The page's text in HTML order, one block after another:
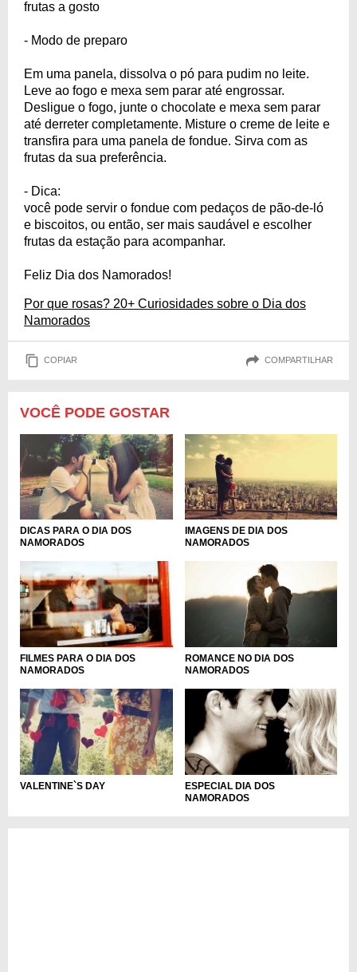
frutas a gosto
- Modo de preparo
Em uma panela, dissolva o pó para pudim no leite.
Leve ao fogo e mexa sem parar até engrossar.
Desligue o fogo, junte o chocolate e mexa sem parar
até derreter completamente. Misture o creme de leite e
transfira para uma panela de fondue. Sirva com as
frutas da sua preferência.
- Dica:
você pode servir o fondue com pedaços de pão-de-ló
e biscoitos, ou então, ser mais saudável e escolher
frutas da estação para acompanhar.
Feliz Dia dos Namorados!
Por que rosas? 20+ Curiosidades sobre o Dia dos
Namorados
COPIAR COMPARTILHAR
VOCÊ PODE GOSTAR
DICAS PARA O DIA DOS
NAMORADOS
IMAGENS DE DIA DOS
NAMORADOS
FILMES PARA O DIA DOS
NAMORADOS
ROMANCE NO DIA DOS
NAMORADOS
VALENTINE`S DAY
ESPECIAL DIA DOS
NAMORADOS